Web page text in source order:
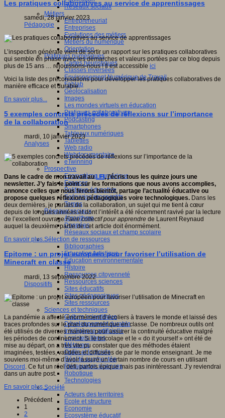
Réseaux sociaux
Métiers
Entrepreneuriat
Entreprises
Evolutions des métiers
Métiers du numérique
Orientation
Pratiques numériques
Cartes heuristiques
Classes inversées
Environnement Numérique de Travail
Fablab
Géolocalisation
Images
Les mondes virtuels en éducation
Pratiques collaboratives
Podcasting
Smartphones
Tableaux numériques
Tablettes
Web radio
Webdocumentaire
eTwinning
Prospective
Ecosystème numérique
Espaces
Politique éducative
Scénarios prospectifs
Temps
Réseaux sociaux
Algorithme
Données
Réseaux sociaux et champ scolaire
Sélection de ressources
Bibliographies
Education artistique
Education environnementale
Histoire
Ressources citoyenneté
Ressources sciences
Sites éducatifs
Sites pédagogiques
Sites ressources
Sciences et techniques
Culture scientifique
Développement durable
Intelligence artificielle
Logiciels libres
Métavers
Outils et logiciels
Réalité augmentée
Ressources sciences
Robotique
Technologies
Société
Acteurs des territoires
Ecole et structure
Economie
Ecosystème éducatif
Les pratiques collaboratives au service de apprentissages
samedi, 28 janvier 2023
Pédagogie
L’inspection générale vient de sortir un rapport sur les pratiques collaboratives
qui semble en phase avec les démarches et valeurs portées par ce blog depuis
plus de 15 ans … réjouissons-nous ! Il est accessible ici
Voici la liste des préconisations pour développer les pratiques collaboratives de
manière efficace et durable.
En savoir plus...
5 exemples concrets précédés de réflexions sur l’importance
de la collaboration
mardi, 10 janvier 2023
Analyses
Dans le cadre de mon travail auLFI, j’écris tous les quinze jours une
newsletter. J’y fais le point sur les formations que nous avons accomplies,
annonce celles que nous ferons bientôt, partage l’actualité éducative ou
propose quelques réflexions pédagogiques voire technologiques. Dans les
deux dernières, je parlais de la collaboration, un sujet qui me tient à cœur
depuis de longues années et dont l’intérêt a été récemment ravivé par la lecture
de l’excellent ouvrageFaire collectif pour apprendre de Laurent Reynaud
auquel la deuxième partie de cet article doit énormément.
En savoir plus...
Epitome : un projet européen pour favoriser l’utilisation de
Minecraft en classe
mardi, 13 septembre 2022
Dispositifs
La pandémie a affecté énormément d’écoliers à travers le monde et laissé des
traces profondes sur le plan du numérique en classe. De nombreux outils ont
été utilisés de diverses manières pour assurer la continuité éducative malgré
les périodes de confinement. Si le bricolage et le « do it yourself » ont été de
mise au départ, on a très vite pu constater que des méthodes étaient
imaginées, testées, validées et diffusées de par le monde enseignant. Je me
souviens moi-même d’avoir assuré un certain nombre de cours en utilisant
Discord . Ce fut un réel défi, parfois épique mais pas inintéressant. J’y reviendrai
dans un autre post.
En savoir plus...
Précédent
1
2